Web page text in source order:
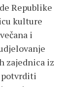
Republike
kulture
i
zajednica iz
potvrditi